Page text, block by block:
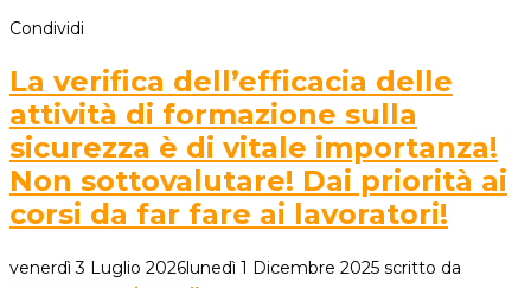
Condividi
La verifica dell’efficacia delle
attività di formazione sulla
sicurezza è di vitale importanza!
Non sottovalutare! Dai priorità ai
corsi da far fare ai lavoratori!
venerdì 3 Luglio 2026lunedì 1 Dicembre 2025 scritto da